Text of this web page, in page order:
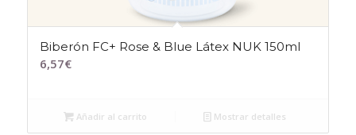
Biberón FC+ Rose & Blue Látex NUK 150ml
6,57€
Añadir al carrito Mostrar detalles